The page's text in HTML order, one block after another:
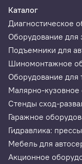
Каталог
Диагностическое
Оборудование для
Подъемники для
Шиномонтажное
Оборудование для
Малярно-кузовное
Стенды сход-
Гаражное
Гидравлика:
Мебель для
Акционное